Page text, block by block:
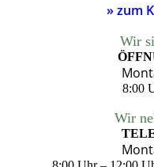
» zum
Wir
8:00
Wir